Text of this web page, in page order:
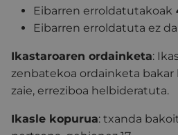
Eibarren erroldatutakoak
Eibarren erroldatuta ez
Ikastaroaren ordainketa:
zenbatekoa ordainketa
zaie, erreziboa helbideratuta.
Ikasle kopurua: txanda